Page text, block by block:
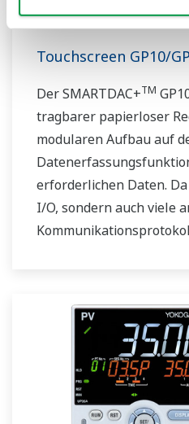
Touchscreen GP10/
Der SMARTDAC+TM
tragbarer papierloser
modularen Aufbau auf
erforderlichen Daten.
I/O, sondern auch viele
AMS2750E/NADCAP.